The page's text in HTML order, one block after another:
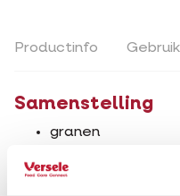
Productinfo
Samenstelling
granen
kip 30% en kalkoen